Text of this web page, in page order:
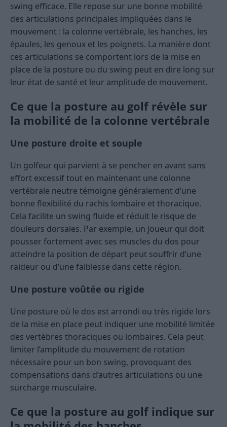
swing efficace. Elle repose sur une bonne mobilité
des articulations principales impliquées dans le
mouvement : la colonne vertébrale, les hanches, les
épaules, les genoux et les poignets. La manière dont
ces articulations se comportent lors de la mise en
place de la posture ou du swing peut en dire long sur
leur état de santé et leur amplitude de mouvement.
Ce que la posture au golf révèle sur
la mobilité de la colonne vertébrale
Une posture droite et souple
Un golfeur qui parvient à se pencher en avant sans
effort excessif tout en maintenant une colonne
vertébrale neutre témoigne généralement d’une
bonne flexibilité du rachis lombaire et thoracique.
Cela facilite un swing fluide et réduit le risque de
douleurs dorsales. Par exemple, un joueur qui doit
pousser fortement avec ses muscles du dos pour
atteindre la position de départ peut souffrir d’une
raideur ou d’une faiblesse dans cette région.
Une posture voûtée ou rigide
Une posture où le dos est arrondi ou très rigide lors
de la mise en place peut indiquer une mobilité limitée
des vertèbres thoraciques ou lombaires. Cela peut
limiter l’amplitude du mouvement de rotation
nécessaire pour un bon swing, provoquant des
compensations dans d’autres articulations ou une
surcharge musculaire.
Ce que la posture au golf indique sur